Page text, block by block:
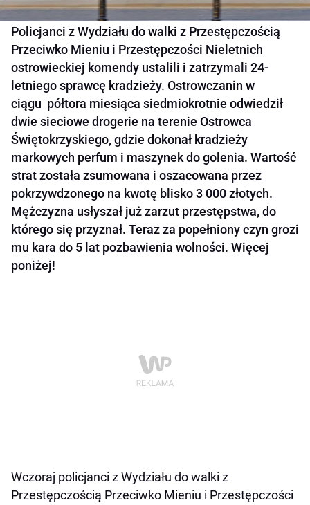
Policjanci z Wydziału do walki z Przestępczością
Przeciwko Mieniu i Przestępczości Nieletnich
ostrowieckiej komendy ustalili i zatrzymali 24-
letniego sprawcę kradzieży. Ostrowczanin w
ciągu półtora miesiąca siedmiokrotnie odwiedził
dwie sieciowe drogerie na terenie Ostrowca
Świętokrzyskiego, gdzie dokonał kradzieży
markowych perfum i maszynek do golenia. Wartość
strat została zsumowana i oszacowana przez
pokrzywdzonego na kwotę blisko 3 000 złotych.
Mężczyzna usłyszał już zarzut przestępstwa, do
którego się przyznał. Teraz za popełniony czyn grozi
mu kara do 5 lat pozbawienia wolności. Więcej
poniżej!
Wczoraj policjanci z Wydziału do walki z
Przestępczością Przeciwko Mieniu i Przestępczości